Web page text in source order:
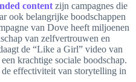
content zijn campagnes die
ook belangrijke boodschappen
van Dove heeft miljoenen
van zelfvertrouwen en
de “Like a Girl” video van
krachtige sociale boodschap.
de effectiviteit van storytelling in